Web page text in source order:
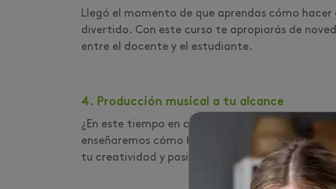
Llegó el momento de que aprendas cómo
divertido. Con este curso te apropiarás de
entre el docente y el estudiante.
4. Producción musical a tu alcance
¿En este tiempo en casa te han dado ganas de
enseñaremos cómo hacerlo, no hay mejor
tu creatividad y pasión por la música.